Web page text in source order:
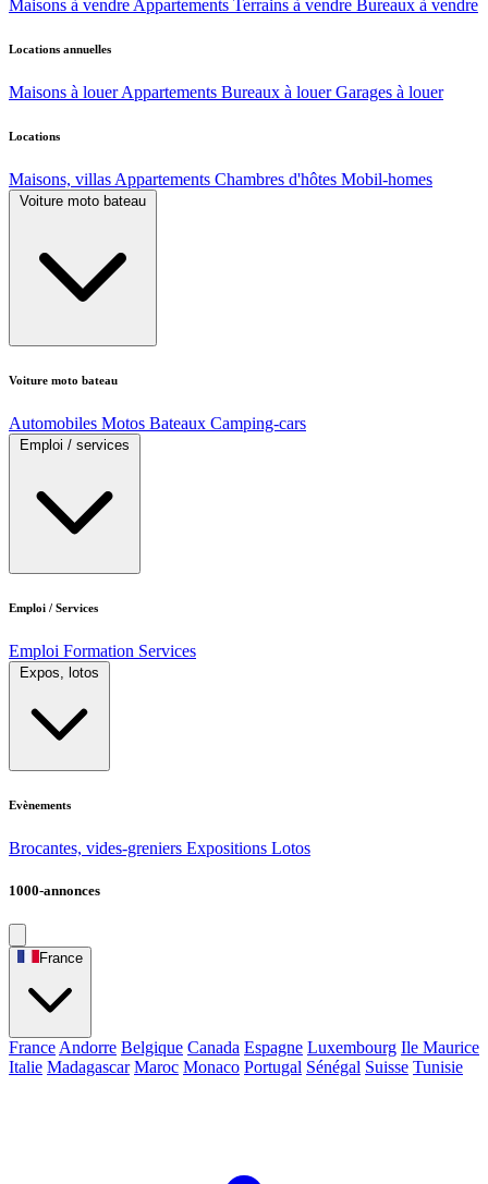
Maisons à vendre Appartements Terrains à vendre Bureaux à vendre
Locations annuelles
Maisons à louer Appartements Bureaux à louer Garages à louer
Locations
Maisons, villas Appartements Chambres d'hôtes Mobil-homes
Voiture moto bateau
Voiture moto bateau
Automobiles Motos Bateaux Camping-cars
Emploi / services
Emploi / Services
Emploi Formation Services
Expos, lotos
Evènements
Brocantes, vides-greniers Expositions Lotos
1000-annonces
France
France Andorre Belgique Canada Espagne Luxembourg Ile Maurice
Italie Madagascar Maroc Monaco Portugal Sénégal Suisse Tunisie